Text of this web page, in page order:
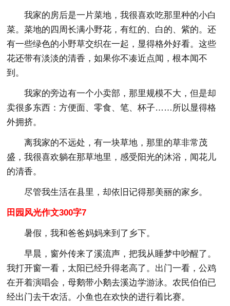
我家的房后是一片菜地，我很喜欢吃那里种的小白
菜。菜地的四周长满小野花，有红的、白的、紫的。还
有一些绿色的小野草交织在一起，显得格外好看。这些
花还带有淡淡的清香，如果你不凑近点闻，根本闻不
到。
我家的旁边有一个小卖部，那里规模不大，但是却
卖很多东西：方便面、零食、笔、杯子……所以显得格
外拥挤。
离我家的不远处，有一块草地，那里的草非常茂
盛，我很喜欢躺在那草地里，感受阳光的沐浴，闻花儿
的清香。
尽管我生活在县里，却依旧记得那美丽的家乡。
田园风光作文300字7
暑假，我和爸爸妈妈来到了乡下。
早晨，窗外传来了溪流声，把我从睡梦中吵醒了。
我打开窗一看，太阳已经升得老高了。出门一看，公鸡
在开着演唱会，母鹅带小鹅去溪边学游泳。农民伯伯已
经出门去干农活。小鱼也在欢快的进行着比赛。